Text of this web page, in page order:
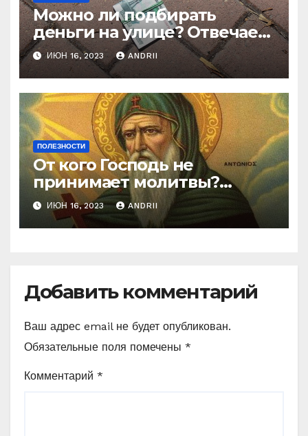
Можно ли подбирать
деньги на улице? Отвечает
батюшка
ИЮН 16, 2023 ANDRII
ПОЛЕЗНОСТИ
От кого Господь не
принимает молитвы?
Неожиданные слова
Ефрема Сирина
ИЮН 16, 2023 ANDRII
Добавить комментарий
Ваш адрес email не будет опубликован.
Обязательные поля помечены *
Комментарий *